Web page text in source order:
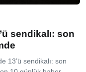
sendikalı: son
13’ü sendikalı: son